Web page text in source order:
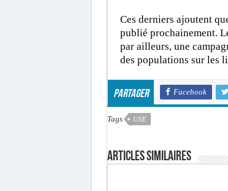
Ces derniers ajoutent
publié prochainement.
par ailleurs, une
des populations sur les
Partager Facebook
Tags UNE
Articles similaires